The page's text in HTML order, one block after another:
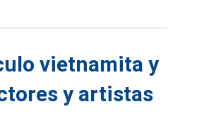
vietnamita y
y artistas